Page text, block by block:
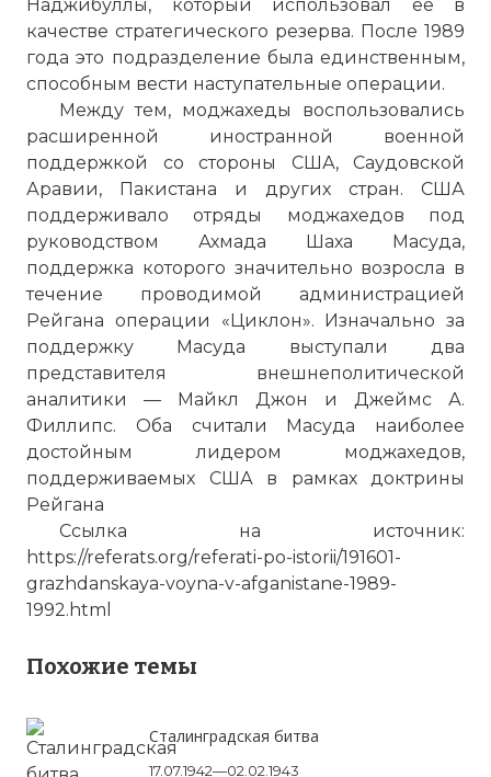
Наджибуллы, который использовал её в
качестве стратегического резерва. После 1989
года это подразделение была единственным,
способным вести наступательные операции.
Между тем, моджахеды воспользовались
расширенной иностранной военной
поддержкой со стороны США, Саудовской
Аравии, Пакистана и других стран. США
поддерживало отряды моджахедов под
руководством Ахмада Шаха Масуда,
поддержка которого значительно возросла в
течение проводимой администрацией
Рейгана операции «Циклон». Изначально за
поддержку Масуда выступали два
представителя внешнеполитической
аналитики — Майкл Джон и Джеймс А.
Филлипс. Оба считали Масуда наиболее
достойным лидером моджахедов,
поддерживаемых США в рамках доктрины
Рейгана
Ссылка на источник:
https://referats.org/referati-po-istorii/191601-
grazhdanskaya-voyna-v-afganistane-1989-
1992.html
Похожие темы
Сталинградская битва
17.07.1942—02.02.1943
☓
mujāhid, mujahiddin) — члены
нерегулярных вооружённых